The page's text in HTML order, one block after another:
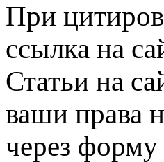
При
ссылка на
Статьи на
ваши права
через